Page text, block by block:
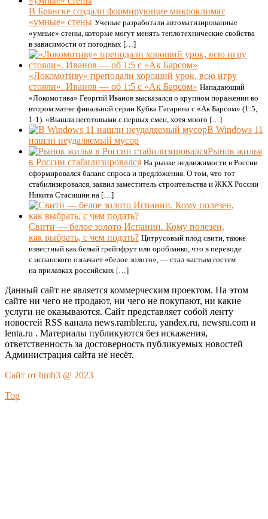
В Брянске создали формирующие микроклимат
«умные» стены Ученые разработали автоматизированные
«умные» стены, которые могут менять теплотехнические свойства
в зависимости от погодных […]
«Локомотиву» преподали хороший урок, всю игру
стояли». Иванов — об 1:5 с «Ак Барсом» Нападающий
«Локомотива» Георгий Иванов высказался о крупном поражении во
втором матче финальной серии Кубка Гагарина с «Ак Барсом» (1:5,
1-1). «Вышли неготовыми с первых смен, хотя много […]
В Windows 11
нашли неудаляемый мусор
Рынок жилья
в России стабилизировался На рынке недвижимости в России
сформировался баланс спроса и предложения. О том, что тот
стабилизировался, заявил заместитель строительства и ЖКХ России
Никита Стасишин на […]
Свити — белое золото Испании. Кому полезен,
как выбрать, с чем подать? Цитрусовый плод свити, также
известный как белый грейпфрут или оробланко, что в переводе
с испанского означает «белое золото», — стал частым гостем
на прилавках российских […]
Данный сайт не является коммерческим проектом. На этом
сайте ни чего не продают, ни чего не покупают, ни какие
услуги не оказываются. Сайт представляет собой ленту
новостей RSS канала news.rambler.ru, yandex.ru, newsru.com и
lenta.ru . Материалы публикуются без искажения,
ответственность за достоверность публикуемых новостей
Администрация сайта не несёт.
Сайт от bmb3 @ 2023
Top